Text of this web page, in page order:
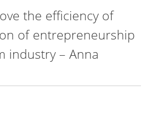
the efficiency of
of entrepreneurship
industry – Anna